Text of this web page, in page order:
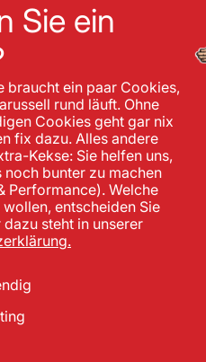
Sie ein
braucht ein paar Cookies,
rund läuft. Ohne
Cookies geht gar nix
fix dazu. Alles andere
Kekse: Sie helfen uns,
noch bunter zu machen
Performance). Welche
wollen, entscheiden Sie
dazu steht in unserer